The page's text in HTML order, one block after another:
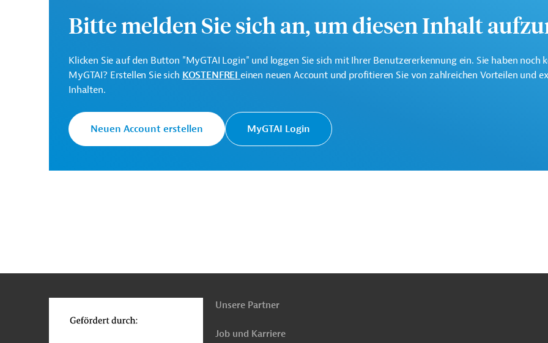
Kontaktadresse
Interamerikanische
Entwicklungsprojekte in der Region Lateinamerika und Karibik.
Wirtschafts-, Außenwirtschaftsförderung
Unternehmensberatung
Bitte melden Sie sich an, um diesen Inhalt
Klicken Sie auf den Button "MyGTAI Login" und loggen Sie sich mit Ihrer Benutzererkennung ein. Sie haben noch
MyGTAI? Erstellen Sie sich KOSTENFREI einen neuen Account und profitieren Sie von zahlreichen Vorteilen und
Inhalten.
Neuen Account erstellen MyGTAI Login
oben
Unsere Partner
Job und Karriere